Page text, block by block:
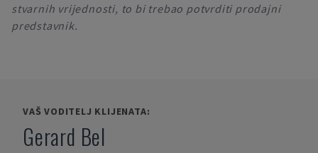
stvarnih vrijednosti, to bi trebao potvrditi prodajni
predstavnik.
VAŠ VODITELJ KLIJENATA:
Gerard Bel